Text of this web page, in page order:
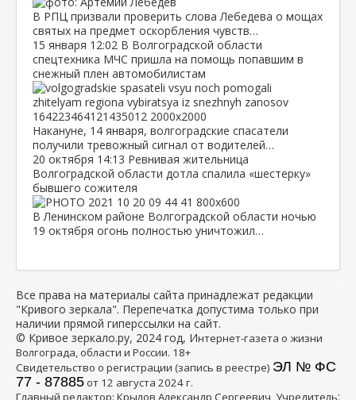
В РПЦ призвали проверить слова Лебедева о мощах
святых на предмет оскорбления чувств…
15 января 12:02 В Волгоградской области
спецтехника МЧС пришла на помощь попавшим в
снежный плен автомобилистам
Накануне, 14 января, волгоградские спасатели
получили тревожный сигнал от водителей…
20 октября 14:13 Ревнивая жительница
Волгоградской области дотла спалила «шестерку»
бывшего сожителя
В Ленинском районе Волгоградской области ночью
19 октября огонь полностью уничтожил…
Все права на материалы сайта принадлежат редакции
"Кривого зеркала". Перепечатка допустима только при
наличии прямой гиперссылки на сайт.
© Кривое зеркало.ру, 2024 год, Интернет-газета о жизни
Волгограда, области и России. 18+
Свидетельство о регистрации (запись в реестре) ЭЛ № ФС
77 - 87885от 12 августа 2024 г.
Главный редактор: Крылов Александр Сергеевич, Учредитель: